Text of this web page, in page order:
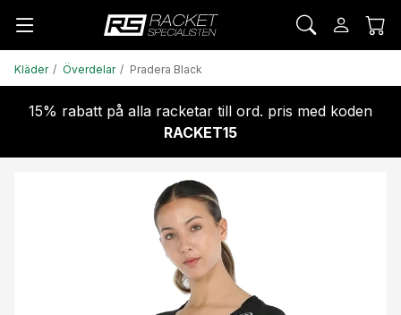
Kläder Överdelar Pradera Black
15% rabatt på alla racketar till ord. pris med koden
RACKET15